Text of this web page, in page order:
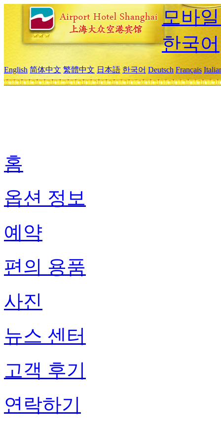
모바
한국어
English 简体中文 繁體中文 日本語 한국어 Deutsch Français
홈
옵션 정보
예약
편의 용품
사진
뉴스 센터
고객 후기
연락하기